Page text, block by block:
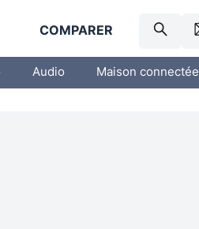
COMPARER
Audio Maison connectée